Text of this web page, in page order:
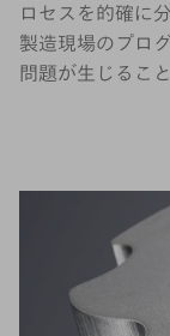
ロセスを的確に
製造現場のプロ
問題が生じるこ